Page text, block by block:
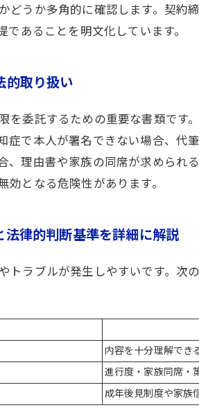
うか多角的に確認します。契
あることを明文化しています。
取り扱い
委託するための重要な書類です
で本人が署名できない場合、代
理由書や家族の同席が求められ
となる危険性があります。
律的判断基準を詳細に解説
ラブルが発生しやすいです。次
内容を十分理解でき
進行度・家族同席・
成年後見制度や家族